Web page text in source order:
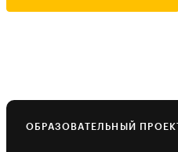
ОБРАЗОВАТЕЛЬНЫЙ ПРОЕКТ